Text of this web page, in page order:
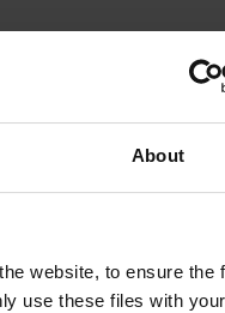
About
website, to ensure the
use these files with
mezinárodní